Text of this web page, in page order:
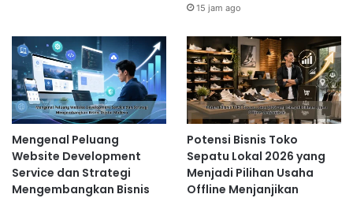
15 jam ago
Mengenal Peluang
Website Development
Service dan Strategi
Mengembangkan Bisnis
Potensi Bisnis Toko
Sepatu Lokal 2026 yang
Menjadi Pilihan Usaha
Offline Menjanjikan